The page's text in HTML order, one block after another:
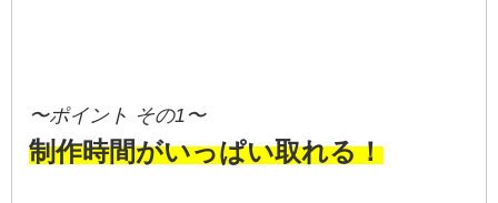
〜ポイント その1〜
制作時間がいっぱい取れる！